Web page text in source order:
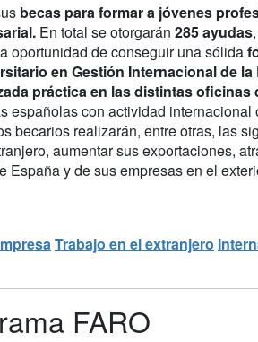
becas para formar a jóvenes
En total se otorgarán 285 ayudas
oportunidad de conseguir una sólida
en Gestión Internacional de la
práctica en las distintas oficinas
españolas con actividad internacional
becarios realizarán, entre otras, las
aumentar sus exportaciones,
y de sus empresas en el
Trabajo en el extranjero
FARO